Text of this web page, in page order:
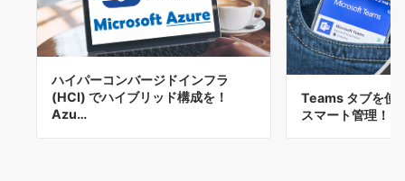
ハイパーコンバージドインフラ
(HCI) でハイブリッド構成を！
Azu…
Teams タブを使
スマート管理！